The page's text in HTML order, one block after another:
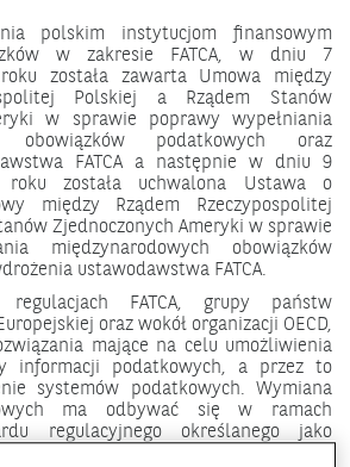
polskim instytucjom finansowym
w zakresie FATCA, w dniu 7
została zawarta Umowa między
Polskiej a Rządem Stanów
w sprawie poprawy wypełniania
obowiązków podatkowych oraz
FATCA a następnie w dniu 9
roku została uchwalona Ustawa o
między Rządem Rzeczypospolitej
Zjednoczonych Ameryki w sprawie
międzynarodowych obowiązków
ustawodawstwa FATCA.
FATCA, grupy państw
oraz wokół organizacji OECD,
mające na celu umożliwienia
informacji podatkowych, a przez to
systemów podatkowych. Wymiana
ma odbywać się w ramach
regulacyjnego określanego jako